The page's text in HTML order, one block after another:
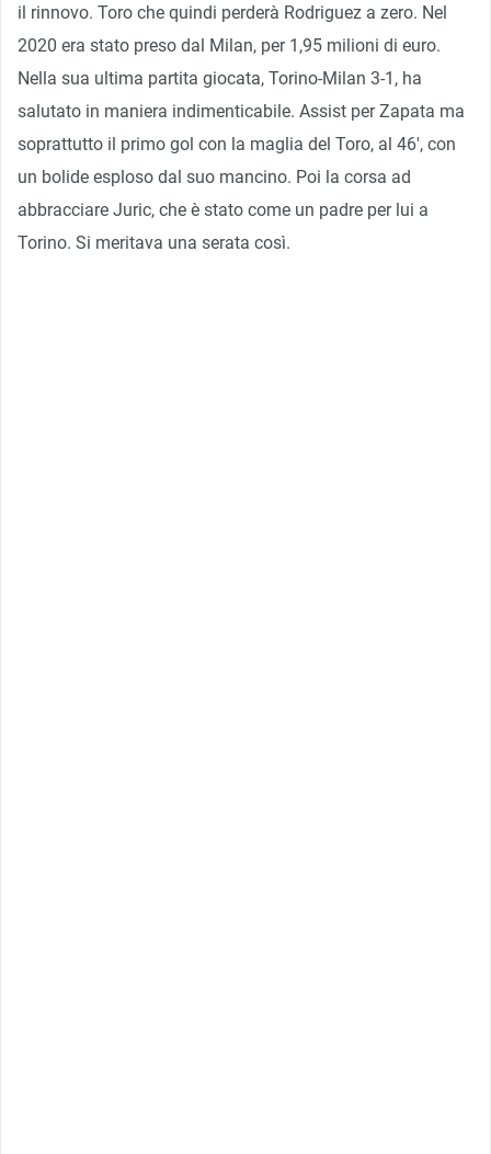
il rinnovo. Toro che quindi perderà Rodriguez a zero. Nel
2020 era stato preso dal Milan, per 1,95 milioni di euro.
Nella sua ultima partita giocata, Torino-Milan 3-1, ha
salutato in maniera indimenticabile. Assist per Zapata ma
soprattutto il primo gol con la maglia del Toro, al 46′, con
un bolide esploso dal suo mancino. Poi la corsa ad
abbracciare Juric, che è stato come un padre per lui a
Torino. Si meritava una serata così.